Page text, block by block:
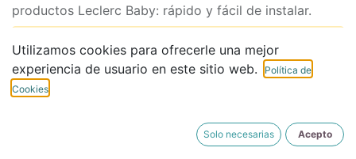
productos Leclerc Baby: rápido y fácil de instalar.
Este producto ya no está disponible.
ENCUENTRA TU TIENDA
Utilizamos cookies para ofrecerle una mejor
experiencia de usuario en este sitio web.
Política de
Cookies
Solo necesarias Acepto